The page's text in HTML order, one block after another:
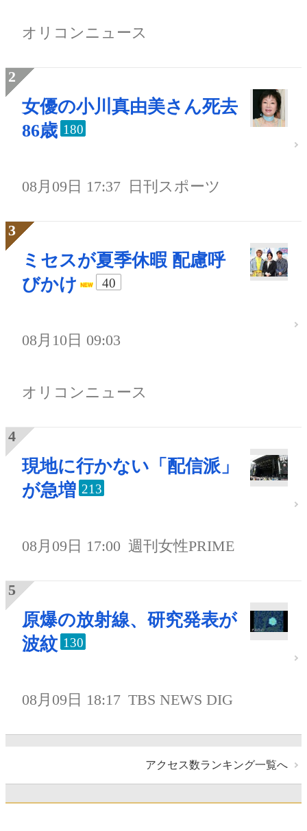
オリコンニュース
女優の小川真由美さん死去
86歳 180
08月09日 17:37 日刊スポーツ
ミセスが夏季休暇 配慮呼
びかけ
40
08月10日 09:03
オリコンニュース
現地に行かない「配信派」
が急増 213
08月09日 17:00 週刊女性PRIME
原爆の放射線、研究発表が
波紋 130
08月09日 18:17 TBS NEWS DIG
アクセス数ランキング一覧へ